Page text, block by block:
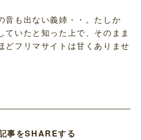
音も出ない義姉・・。たしか
ていたと知った上で、そのまま
どフリマサイトは甘くありませ
事をSHAREする